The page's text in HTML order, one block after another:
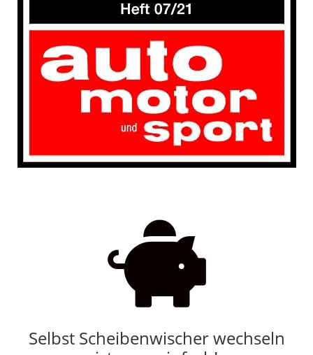

Selbst Scheibenwischer wechseln